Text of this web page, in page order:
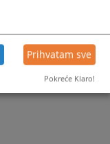
Prihvatam sve
Pokreće Klaro!